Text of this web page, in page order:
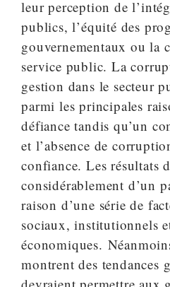
leur perception de
publics, l’équité des
gouvernementaux ou la
service public. La
gestion dans le secteur
parmi les principales
défiance tandis qu’un
et l’absence de
confiance. Les résultats
considérablement d’un
raison d’une série de
sociaux, institutionnels
économiques.
montrent des tendances